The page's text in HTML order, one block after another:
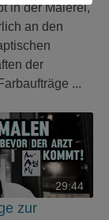
in der Malerei,
an den
der
...
29:44
zur